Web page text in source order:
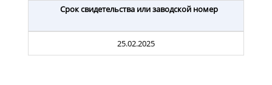
Срок свидетельства или заводской номер
25.02.2025